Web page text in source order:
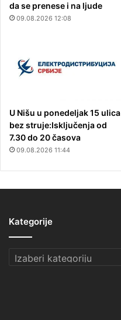
da se prenese i na ljude
09.08.2026 12:08
U Nišu u ponedeljak 15 ulica
bez struje:Isključenja od
7.30 do 20 časova
09.08.2026 11:44
Kategorije
Kategorije